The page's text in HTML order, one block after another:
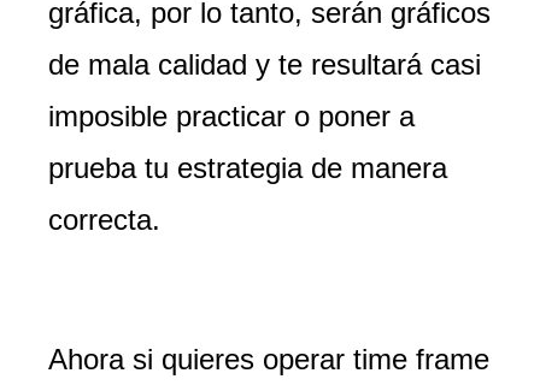
gráfica, por lo tanto, serán gráficos
de mala calidad y te resultará casi
imposible practicar o poner a
prueba tu estrategia de manera
correcta.
Ahora si quieres operar time frame